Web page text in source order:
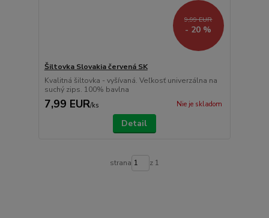
9,99 EUR
- 20 %
Šiltovka Slovakia červená SK
Kvalitná šiltovka - vyšívaná. Veľkosť univerzálna na
suchý zips. 100% bavlna
7,99 EUR/ks Nie je skladom
Detail
strana z 1